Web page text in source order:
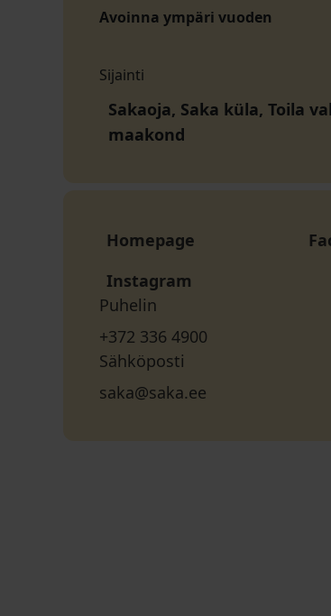
Avoinna ympäri vuoden
Sijainti
Sakaoja, Saka küla, Toila
maakond
Homepage
Instagram
Puhelin
+372 336 4900
Sähköposti
saka@saka.ee